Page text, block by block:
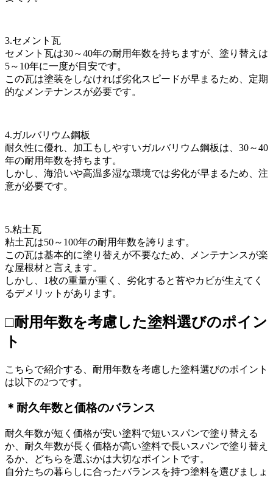
3.セメント瓦
セメント瓦は30～40年の耐用年数を持ちますが、塗り替えは
5～10年に一度が目安です。
この瓦は塗装をしなければ劣化スピードが早まるため、定期
的なメンテナンスが必要です。
4.ガルバリウム鋼板
耐久性に優れ、加工もしやすいガルバリウム鋼板は、30～40
年の耐用年数を持ちます。
しかし、海沿いや高温多湿な環境では劣化が早まるため、注
意が必要です。
5.粘土瓦
粘土瓦は50～100年の耐用年数を誇ります。
この瓦は基本的に塗り替えが不要なため、メンテナンスが楽
な屋根材と言えます。
しかし、1枚の重量が重く、劣化すると苔やカビが生えてく
るデメリットがあります。
□耐用年数を考慮した塗料選びのポイン
ト
こちらで紹介する、耐用年数を考慮した塗料選びのポイント
は以下の2つです。
＊耐久年数と価格のバランス
耐久年数が短く価格が安い塗料で短いスパンで塗り替える
か、耐久年数が長く価格が高い塗料で長いスパンで塗り替え
るか、どちらを選ぶかは大切なポイントです。
自分たちの暮らしに合ったバランスを持つ塗料を選びましょ